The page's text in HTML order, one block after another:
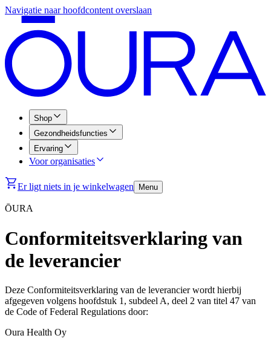
Navigatie naar hoofdcontent overslaan
Shop
Gezondheidsfuncties
Ervaring
Voor organisaties
Er ligt niets in je winkelwagen Menu
ŌURA
Conformiteitsverklaring van
de leverancier
Deze Conformiteitsverklaring van de leverancier wordt hierbij
afgegeven volgens hoofdstuk 1, subdeel A, deel 2 van titel 47 van
de Code of Federal Regulations door:
Oura Health Oy